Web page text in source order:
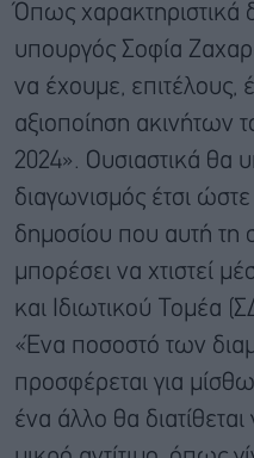
Όπως χαρακτηριστικά
υπουργός Σοφία
να έχουμε, επιτέλους,
αξιοποίηση ακινήτων
2024». Ουσιαστικά θα
διαγωνισμός έτσι
δημοσίου που αυτή τη
μπορέσει να χτιστεί
και Ιδιωτικού Τομέα
«Ένα ποσοστό των
προσφέρεται για
ένα άλλο θα